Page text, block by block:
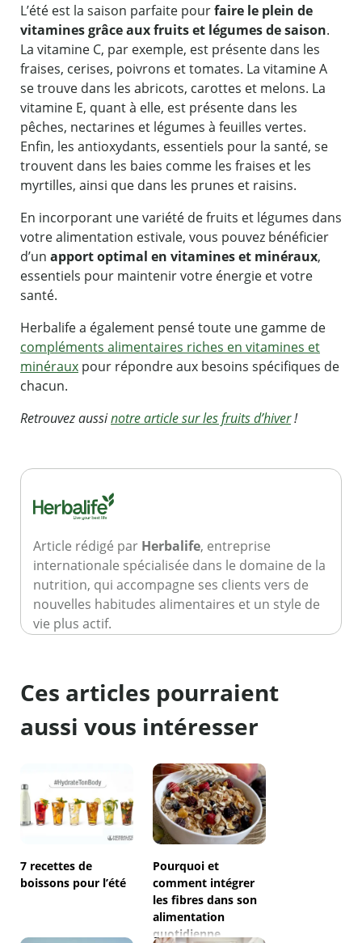
L’été est la saison parfaite pourfaire le plein de
vitamines grâce aux fruits et légumes de saison.
La vitamine C, par exemple, est présente dans les
fraises, cerises, poivrons et tomates. La vitamine A
se trouve dans les abricots, carottes et melons. La
vitamine E, quant à elle, est présente dans les
pêches, nectarines et légumes à feuilles vertes.
Enfin, les antioxydants, essentiels pour la santé, se
trouvent dans les baies comme les fraises et les
myrtilles, ainsi que dans les prunes et raisins.
En incorporant une variété de fruits et légumes dans
votre alimentation estivale, vous pouvez bénéficier
d’un apport optimal en vitamines et minéraux,
essentiels pour maintenir votre énergie et votre
santé.
Herbalife a également pensé toute une gamme de
compléments alimentaires riches en vitamines et
minéraux pour répondre aux besoins spécifiques de
chacun.
Retrouvez aussinotre article sur les fruits d’hiver!
Article rédigé par Herbalife, entreprise
internationale spécialisée dans le domaine de la
nutrition, qui accompagne ses clients vers de
nouvelles habitudes alimentaires et un style de
vie plus actif.
Ces articles pourraient
aussi vous intéresser
7 recettes de
boissons pour l’été
Pourquoi et
comment intégrer
les fibres dans son
alimentation
quotidienne